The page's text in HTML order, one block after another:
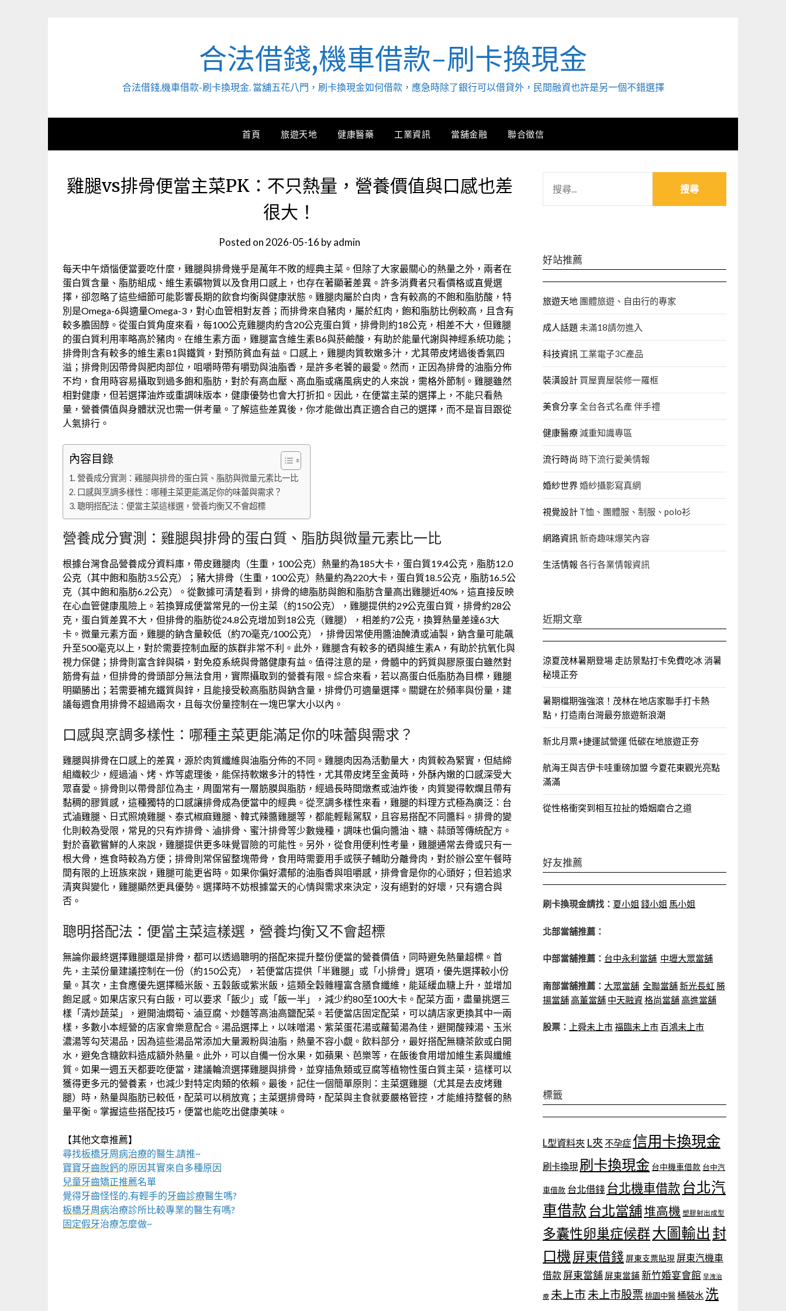
合法借錢,機車借款-刷卡換現金
合法借錢,機車借款-刷卡換現金. 當舖五花八門，刷卡換現金如何借款，應急時除了銀行可以借貸外，民間融資也許是另一個不錯選擇
首頁 旅遊天地 健康醫藥 工業資訊 當舖金融 聯合徵信
雞腿vs排骨便當主菜PK：不只熱量，營養價值與口感也差
很大！
Posted on 2026-05-16 byadmin
每天中午煩惱便當要吃什麼，雞腿與排骨幾乎是萬年不敗的經典主菜。但除了大家最關心的熱量之外，兩者在
蛋白質含量、脂肪組成、維生素礦物質以及食用口感上，也存在著顯著差異。許多消費者只看價格或直覺選
擇，卻忽略了這些細節可能影響長期的飲食均衡與健康狀態。雞腿肉屬於白肉，含有較高的不飽和脂肪酸，特
別是Omega-6與適量Omega-3，對心血管相對友善；而排骨來自豬肉，屬於紅肉，飽和脂肪比例較高，且含有
較多膽固醇。從蛋白質角度來看，每100公克雞腿肉約含20公克蛋白質，排骨則約18公克，相差不大，但雞腿
的蛋白質利用率略高於豬肉。在維生素方面，雞腿富含維生素B6與菸鹼酸，有助於能量代謝與神經系統功能；
排骨則含有較多的維生素B1與鐵質，對預防貧血有益。口感上，雞腿肉質軟嫩多汁，尤其帶皮烤過後香氣四
溢；排骨則因帶骨與肥肉部位，咀嚼時帶有嚼勁與油脂香，是許多老饕的最愛。然而，正因為排骨的油脂分佈
不均，食用時容易攝取到過多飽和脂肪，對於有高血壓、高血脂或痛風病史的人來說，需格外節制。雞腿雖然
相對健康，但若選擇油炸或重調味版本，健康優勢也會大打折扣。因此，在便當主菜的選擇上，不能只看熱
量，營養價值與身體狀況也需一併考量。了解這些差異後，你才能做出真正適合自己的選擇，而不是盲目跟從
人氣排行。
內容目錄
營養成分實測：雞腿與排骨的蛋白質、脂肪與微量元素比一比
口感與烹調多樣性：哪種主菜更能滿足你的味蕾與需求？
聰明搭配法：便當主菜這樣選，營養均衡又不會超標
營養成分實測：雞腿與排骨的蛋白質、脂肪與微量元素比一比
根據台灣食品營養成分資料庫，帶皮雞腿肉（生重，100公克）熱量約為185大卡，蛋白質19.4公克，脂肪12.0
公克（其中飽和脂肪3.5公克）；豬大排骨（生重，100公克）熱量約為220大卡，蛋白質18.5公克，脂肪16.5公
克（其中飽和脂肪6.2公克）。從數據可清楚看到，排骨的總脂肪與飽和脂肪含量高出雞腿近40%，這直接反映
在心血管健康風險上。若換算成便當常見的一份主菜（約150公克），雞腿提供約29公克蛋白質，排骨約28公
克，蛋白質差異不大，但排骨的脂肪從24.8公克增加到18公克（雞腿），相差約7公克，換算熱量差達63大
卡。微量元素方面，雞腿的鈉含量較低（約70毫克/100公克），排骨因常使用醬油醃漬或滷製，鈉含量可能飆
升至500毫克以上，對於需要控制血壓的族群非常不利。此外，雞腿含有較多的硒與維生素A，有助於抗氧化與
視力保健；排骨則富含鋅與磷，對免疫系統與骨骼健康有益。值得注意的是，骨髓中的鈣質與膠原蛋白雖然對
筋骨有益，但排骨的骨頭部分無法食用，實際攝取到的營養有限。綜合來看，若以高蛋白低脂肪為目標，雞腿
明顯勝出；若需要補充鐵質與鋅，且能接受較高脂肪與鈉含量，排骨仍可適量選擇。關鍵在於頻率與份量，建
議每週食用排骨不超過兩次，且每次份量控制在一塊巴掌大小以內。
口感與烹調多樣性：哪種主菜更能滿足你的味蕾與需求？
雞腿與排骨在口感上的差異，源於肉質纖維與油脂分佈的不同。雞腿肉因為活動量大，肉質較為緊實，但結締
組織較少，經過滷、烤、炸等處理後，能保持軟嫩多汁的特性，尤其帶皮烤至金黃時，外酥內嫩的口感深受大
眾喜愛。排骨則以帶骨部位為主，周圍常有一層筋膜與脂肪，經過長時間燉煮或油炸後，肉質變得軟爛且帶有
黏稠的膠質感，這種獨特的口感讓排骨成為便當中的經典。從烹調多樣性來看，雞腿的料理方式極為廣泛：台
式滷雞腿、日式照燒雞腿、泰式椒麻雞腿、韓式辣醬雞腿等，都能輕鬆駕馭，且容易搭配不同醬料。排骨的變
化則較為受限，常見的只有炸排骨、滷排骨、蜜汁排骨等少數幾種，調味也偏向醬油、糖、蒜頭等傳統配方。
對於喜歡嘗鮮的人來說，雞腿提供更多味覺冒險的可能性。另外，從食用便利性考量，雞腿通常去骨或只有一
根大骨，進食時較為方便；排骨則常保留整塊帶骨，食用時需要用手或筷子輔助分離骨肉，對於辦公室午餐時
間有限的上班族來說，雞腿可能更省時。如果你偏好濃郁的油脂香與咀嚼感，排骨會是你的心頭好；但若追求
清爽與變化，雞腿顯然更具優勢。選擇時不妨根據當天的心情與需求來決定，沒有絕對的好壞，只有適合與
否。
聰明搭配法：便當主菜這樣選，營養均衡又不會超標
無論你最終選擇雞腿還是排骨，都可以透過聰明的搭配來提升整份便當的營養價值，同時避免熱量超標。首
先，主菜份量建議控制在一份（約150公克），若便當店提供「半雞腿」或「小排骨」選項，優先選擇較小份
量。其次，主食應優先選擇糙米飯、五穀飯或紫米飯，這類全穀雜糧富含膳食纖維，能延緩血糖上升，並增加
飽足感。如果店家只有白飯，可以要求「飯少」或「飯一半」，減少約80至100大卡。配菜方面，盡量挑選三
樣「清炒蔬菜」，避開油燜筍、滷豆腐、炒麵等高油高鹽配菜。若便當店固定配菜，可以請店家更換其中一兩
樣，多數小本經營的店家會樂意配合。湯品選擇上，以味噌湯、紫菜蛋花湯或蘿蔔湯為佳，避開酸辣湯、玉米
濃湯等勾芡湯品，因為這些湯品常添加大量澱粉與油脂，熱量不容小覷。飲料部分，最好搭配無糖茶飲或白開
水，避免含糖飲料造成額外熱量。此外，可以自備一份水果，如蘋果、芭樂等，在飯後食用增加維生素與纖維
質。如果一週五天都要吃便當，建議輪流選擇雞腿與排骨，並穿插魚類或豆腐等植物性蛋白質主菜，這樣可以
獲得更多元的營養素，也減少對特定肉類的依賴。最後，記住一個簡單原則：主菜選雞腿（尤其是去皮烤雞
腿）時，熱量與脂肪已較低，配菜可以稍放寬；主菜選排骨時，配菜與主食就要嚴格管控，才能維持整餐的熱
量平衡。掌握這些搭配技巧，便當也能吃出健康美味。
【其他文章推薦】
尋找板橋牙周病治療的醫生,請推~
寶寶牙齒脫鈣的原因其實來自多種原因
兒童牙齒矯正推薦名單
覺得牙齒怪怪的,有輕手的牙齒診療醫生嗎?
板橋牙周病治療診所比較專業的醫生有嗎?
固定假牙治療怎麼做~
關
好站推薦
旅遊天地 團體旅遊、自由行的專家‎
成人話題 未滿18請勿進入
科技資訊 工業電子3C產品
裝潢設計 買屋賣屋裝修一羅框
美食分享全台各式名產 伴手禮
健康醫療減重知識專區
流行時尚 時下流行愛美情報
婚紗世界婚紗攝影寫真網
視覺設計 T恤、團體服、制服、polo衫
網路資訊 新奇趣味爆笑內容
生活情報 各行各業情報資訊
近期文章
涼夏茂林暑期登場 走訪景點打卡免費吃冰 消暑
秘境正夯
暑期檔期強強滾！茂林在地店家聯手打卡熱
點，打造南台灣最夯旅遊新浪潮
新北月票+捷運試營運 低碳在地旅遊正夯
航海王與吉伊卡哇重磅加盟 今夏花東觀光亮點
滿滿
從性格衝突到相互拉扯的婚姻磨合之道
好友推薦
刷卡換現金請找： 夏小姐 錢小姐 馬小姐
北部當舖推薦：
中部當舖推薦： 台中永利當舖 中壢大眾當舖
南部當舖推薦： 大眾當舖 全聯當舖新光長虹 勝
揚當舖高董當舖 中天融資格尚當舖高進當舖
股票： 上舜未上市福臨未上市 百鴻未上市
標籤
L型資料夾 L夾 不孕症 信用卡換現金
刷卡換現 刷卡換現金 台中機車借款 台中汽
車借款 台北借錢 台北機車借款 台北汽
車借款 台北當舖堆高機 塑膠射出成型
多囊性卵巢症候群大圖輸出 封
口機 屏東借錢 屏東支票貼現 屏東汽機車
借款 屏東當舖 屏東當鋪 新竹婚宴會館 早洩治
療 未上市 未上市股票 桃園中醫桶裝水 洗